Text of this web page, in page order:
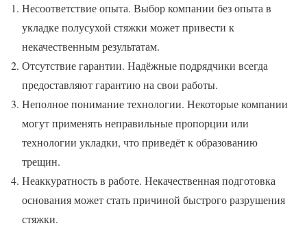
Несоответствие опыта. Выбор компании без опыта в
укладке полусухой стяжки может привести к
некачественным результатам.
Отсутствие гарантии. Надёжные подрядчики всегда
предоставляют гарантию на свои работы.
Неполное понимание технологии. Некоторые компании
могут применять неправильные пропорции или
технологии укладки, что приведёт к образованию
трещин.
Неаккуратность в работе. Некачественная подготовка
основания может стать причиной быстрого разрушения
стяжки.